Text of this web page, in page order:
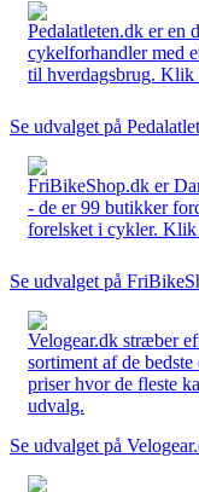
Pedalatleten.dk er en
cykelforhandler med
til hverdagsbrug. Klik
Se udvalget på
FriBikeShop.dk er
- de er 99 butikker
forelsket i cykler. Klik
Se udvalget på
Velogear.dk stræber
sortiment af de
priser hvor de fleste
udvalg.
Se udvalget på